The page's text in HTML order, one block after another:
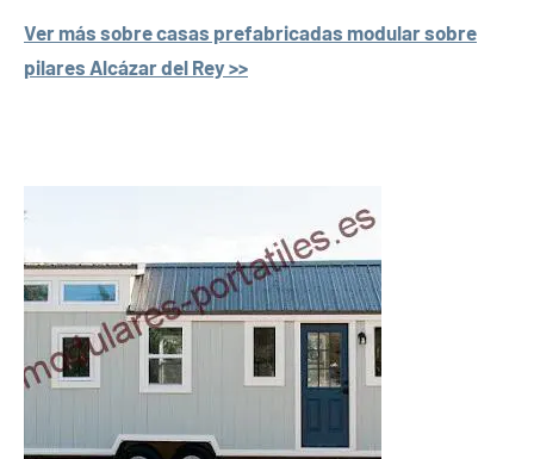
Ver más sobre casas prefabricadas modular sobre
pilares Alcázar del Rey >>